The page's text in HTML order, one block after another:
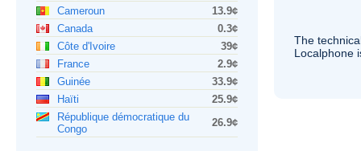
Cameroun
13.9¢
Canada
0.3¢
Côte d'Ivoire
39¢
France
2.9¢
Guinée
33.9¢
Haïti
25.9¢
République démocratique du
Congo
26.9¢
The
Localphone